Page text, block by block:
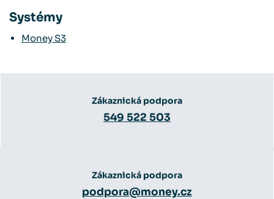
Systémy
Money S3
Zákaznická podpora
549 522 503
Zákaznická podpora
podpora@money.cz